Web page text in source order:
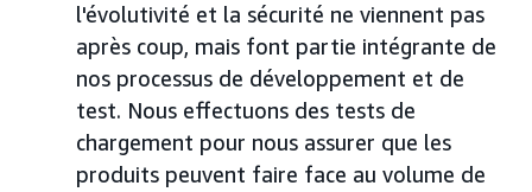
l'évolutivité et la sécurité ne viennent pas
après coup, mais font partie intégrante de
nos processus de développement et de
test. Nous effectuons des tests de
chargement pour nous assurer que les
produits peuvent faire face au volume de